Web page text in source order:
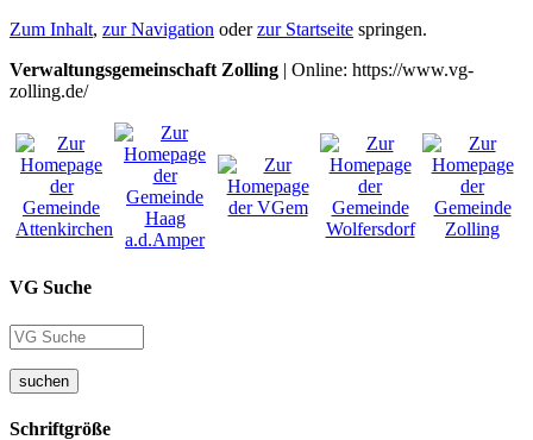
Zum Inhalt, zur Navigation oderzur Startseite springen.
Verwaltungsgemeinschaft Zolling | Online: https://www.vg-
zolling.de/
VG Suche
suchen
Schriftgröße